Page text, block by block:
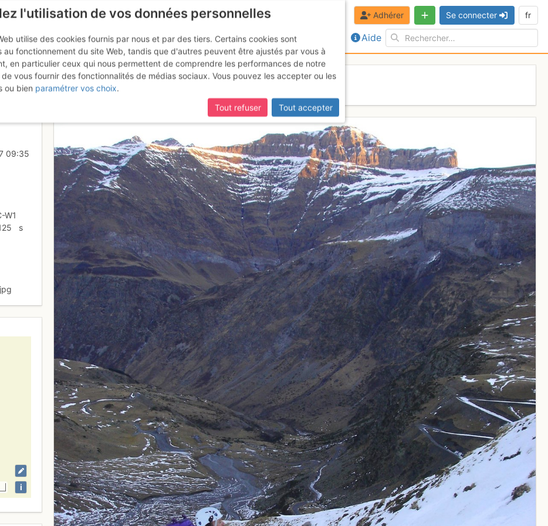
Aide
Adhérer Se connecter fr
le Karimor est de sorti !!!!!!
09:35
W1
s
i
l'utilisation de vos données personnelles
utilise des cookies fournis par nous et par des tiers. Certains cookies sont
au fonctionnement du site Web, tandis que d'autres peuvent être ajustés par vous à
en particulier ceux qui nous permettent de comprendre les performances de notre
de vous fournir des fonctionnalités de médias sociaux. Vous pouvez les accepter ou les
ou bien paramétrer vos choix.
Tout refuser
Tout accepter